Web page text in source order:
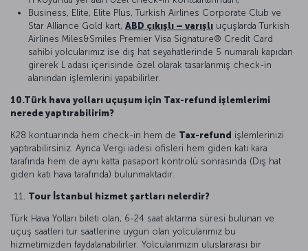
Business, Elite, Elite Plus, Turkish Airlines Corporate Club ve
Star Alliance Gold kart, ABD çıkışlı – varışlı uçuşlarda Turkish
Airlines Miles&Smiles Premier Visa Signature® Credit Card
sahibi yolcularımız ise dış hat seyahatlerinde 5 numaralı kapıdan
girerek L adası içerisinde özel olarak tasarlanmış check-in
alanından işlemlerini yapabilirler.
10.Türk hava yolları uçuşum için Tax-refund işlemlerimi
nerede yaptırabilirim?
K28 kontuarında hem check-in hem de Tax-refund işlemlerinizi
yaptırabilirsiniz. Ayrıca Vergi iadesi ofisleri hem giden katı kara
tarafında hem de aynı katta pasaport kontrolü sonrasında (Dış hat
giden katı hava tarafında) bulunmaktadır.
Tour İstanbul hizmet şartları nelerdir?
Türk Hava Yolları bileti olan, 6-24 saat aktarma süresi bulunan ve
uçuş saatleri tur saatlerine uygun olan yolcularımız bu
hizmetimizden faydalanabilirler. Yolcularımızın uluslararası bir